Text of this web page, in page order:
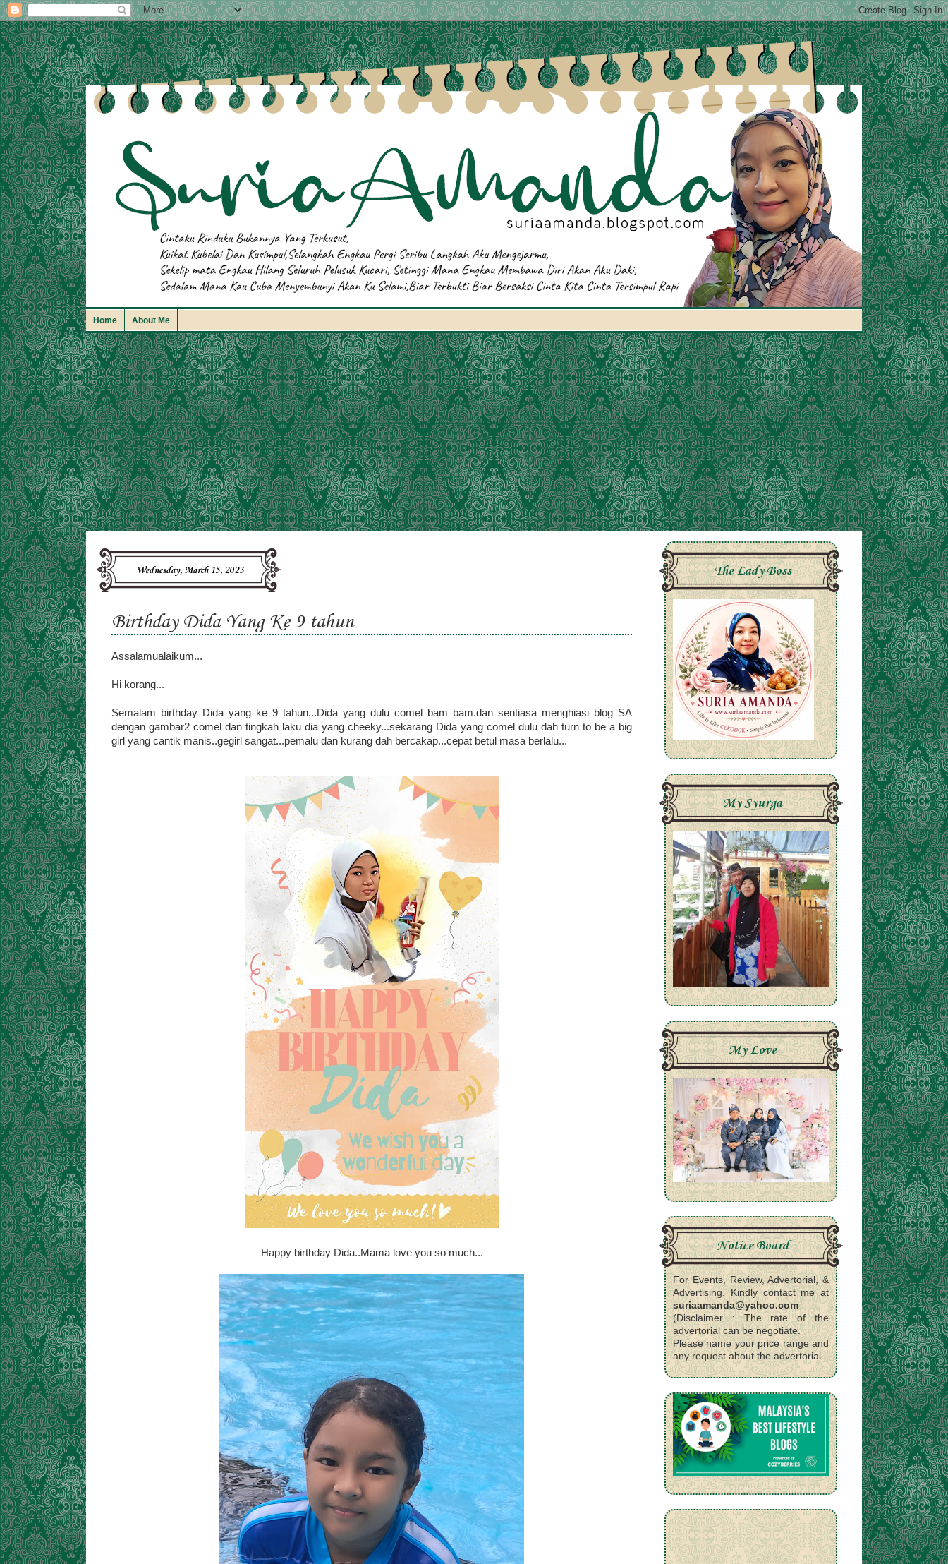
Home About Me
Wednesday, March 15, 2023
Birthday Dida Yang Ke 9 tahun
Assalamualaikum...
Hi korang...
Semalam birthday Dida yang ke 9 tahun...Dida yang dulu comel bam bam.dan sentiasa menghiasi blog SA
dengan gambar2 comel dan tingkah laku dia yang cheeky...sekarang Dida yang comel dulu dah turn to be a big
girl yang cantik manis..gegirl sangat...pemalu dan kurang dah bercakap...cepat betul masa berlalu...
Happy birthday Dida..Mama love you so much...
The Lady Boss
My Syurga
My Love
Notice Board
For Events, Review, Advertorial, &
Advertising. Kindly contact me at
suriaamanda@yahoo.com
(Disclaimer : The rate of the
advertorial can be negotiate.
Please name your price range and
any request about the advertorial.